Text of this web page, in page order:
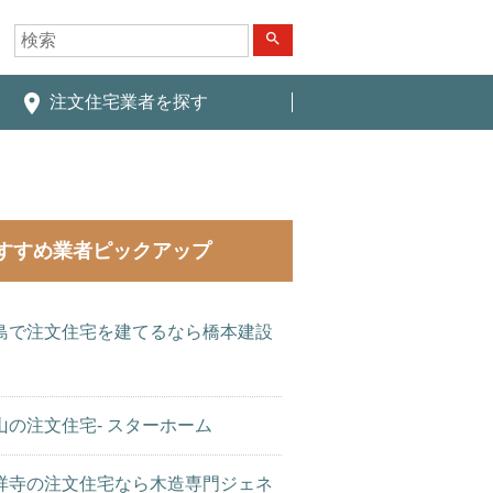
search
place 注文住宅業者を探す
すめ業者ピックアップ
で注文住宅を建てるなら橋本建設
の注文住宅- スターホーム
寺の注文住宅なら木造専門ジェネ